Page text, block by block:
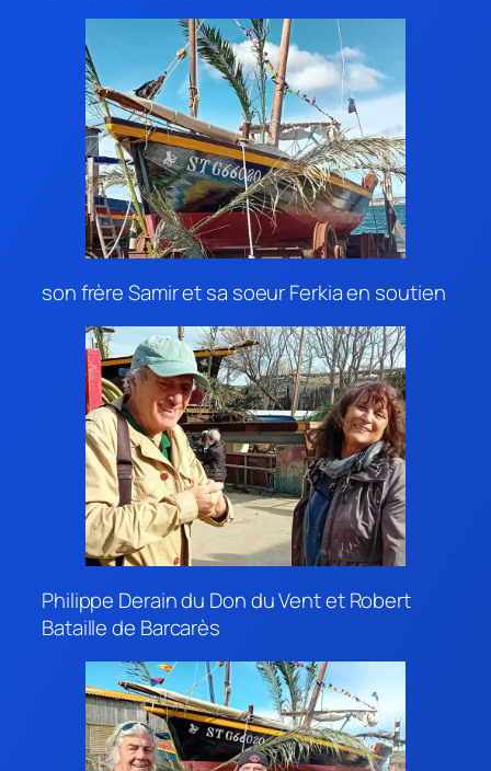
son frère Samir et sa soeur Ferkia en soutien
Philippe Derain du Don du Vent et Robert
Bataille de Barcarès